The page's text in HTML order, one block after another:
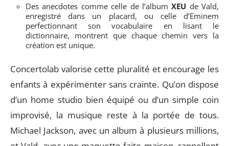
Des anecdotes comme celle de l’albumXEU de Vald,
enregistré dans un placard, ou celle d’Eminem
perfectionnant son vocabulaire en lisant le
dictionnaire, montrent que chaque chemin vers la
création est unique.
Concertolab valorise cette pluralité et encourage les
enfants à expérimenter sans crainte. Qu’on dispose
d’un home studio bien équipé ou d’un simple coin
improvisé, la musique reste à la portée de tous.
Michael Jackson, avec un album à plusieurs millions,